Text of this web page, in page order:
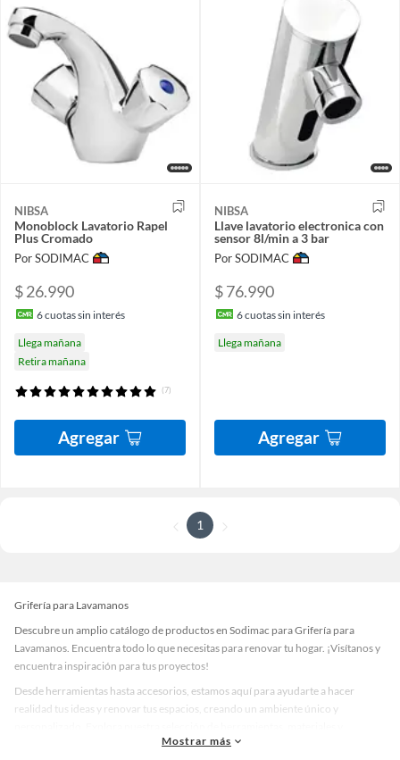
NIBSA
Monoblock Lavatorio Rapel
Plus Cromado
Por SODIMAC
$ 26.990
6cuotas sin interés
Llega mañana
Retira mañana
(7)
Agregar
NIBSA
Llave lavatorio electronica con
sensor 8l/min a 3 bar
Por SODIMAC
$ 76.990
6cuotas sin interés
Llega mañana
Agregar
1
Grifería para Lavamanos
Descubre un amplio catálogo de productos en Sodimac para Grifería para
Lavamanos. Encuentra todo lo que necesitas para renovar tu hogar. ¡Visítanos y
encuentra inspiración para tus proyectos!
Desde herramientas hasta accesorios, estamos aquí para ayudarte a hacer
realidad tus ideas y renovar tus espacios, creando un ambiente único y
accesorios de calidad que te ayudarán a crear un espacio más tú.
Mostrar más